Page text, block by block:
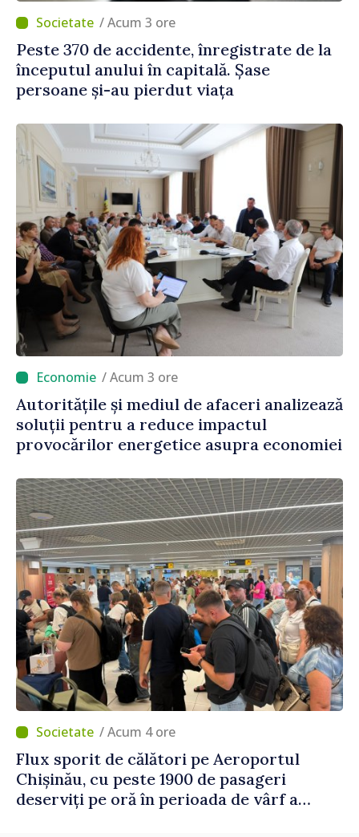
/ Acum 3 ore
Peste 370 de accidente, înregistrate de la
începutul anului în capitală. Șase
persoane și-au pierdut viața
/ Acum 3 ore
Autoritățile și mediul de afaceri analizează
soluții pentru a reduce impactul
provocărilor energetice asupra economiei
/ Acum 4 ore
Flux sporit de călători pe Aeroportul
Chișinău, cu peste 1900 de pasageri
deserviți pe oră în perioada de vârf a